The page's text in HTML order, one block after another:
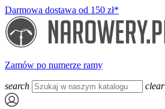
Darmowa dostawa od 150 zł*
Zamów po numerze ramy
search clear